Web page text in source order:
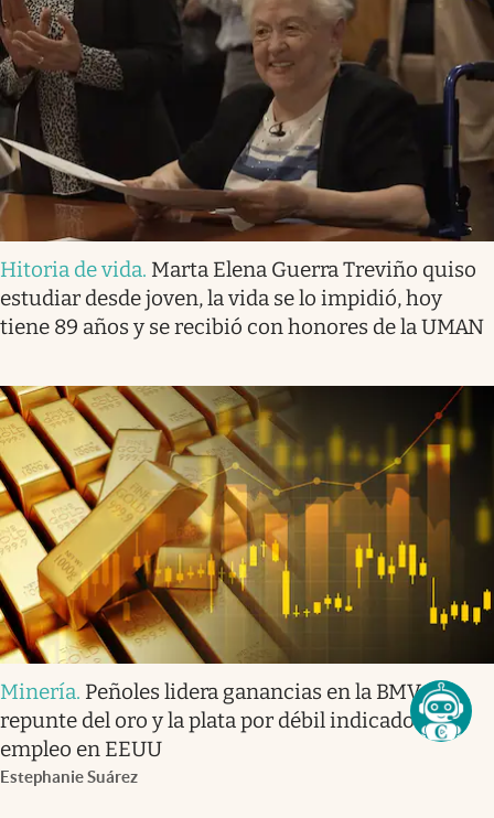
Hitoria de vida. Marta Elena Guerra Treviño quiso
estudiar desde joven, la vida se lo impidió, hoy
tiene 89 años y se recibió con honores de la UMAN
Minería. Peñoles lidera ganancias en la BMV tras
repunte del oro y la plata por débil indicador de
empleo en EEUU
Estephanie Suárez